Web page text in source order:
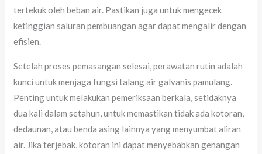
tertekuk oleh beban air. Pastikan juga untuk mengecek
ketinggian saluran pembuangan agar dapat mengalir dengan
efisien.
Setelah proses pemasangan selesai, perawatan rutin adalah
kunci untuk menjaga fungsi talang air galvanis pamulang.
Penting untuk melakukan pemeriksaan berkala, setidaknya
dua kali dalam setahun, untuk memastikan tidak ada kotoran,
dedaunan, atau benda asing lainnya yang menyumbat aliran
air. Jika terjebak, kotoran ini dapat menyebabkan genangan